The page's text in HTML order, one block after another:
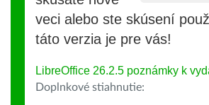
veci alebo ste skúsení
táto verzia je pre vás!
LibreOffice 26.2.5 poznámky k
Doplnkové stiahnutie: